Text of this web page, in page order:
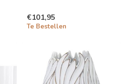
€101,95
Te Bestellen